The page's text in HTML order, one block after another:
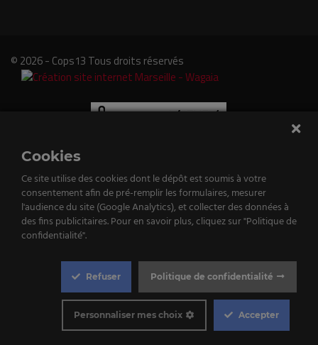
© 2026 - Cops13 Tous droits réservés
Cookies
Ce site utilise des cookies dont le dépôt est soumis à votre
consentement afin de pré-remplir les formulaires, mesurer
l'audience du site (Google Analytics), et collecter des données à
des fins publicitaires. Pour en savoir plus, cliquez sur "Politique de
confidentialité".
Politique de confidentialité
Refuser
Accepter
Personnaliser mes choix